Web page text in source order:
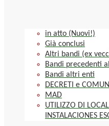
in atto (Nuovi!)
Già conclusi
Altri bandi (ex
Bandi precedenti
Bandi altri enti
DECRETI e
MAD
UTILIZZO DI
INSTALACIONES